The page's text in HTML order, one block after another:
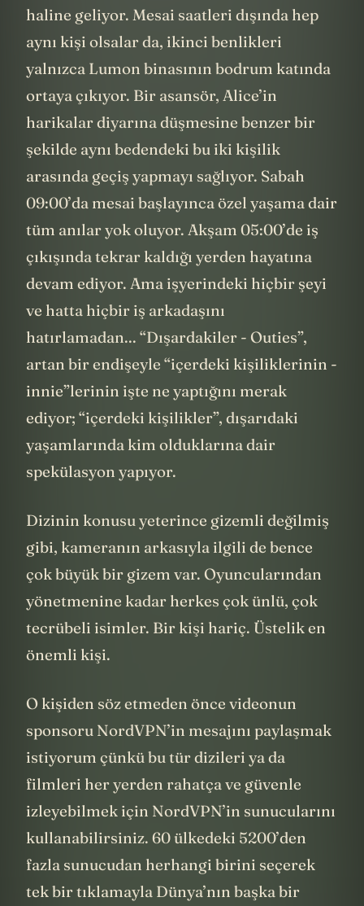
haline geliyor. Mesai saatleri dışında hep
aynı kişi olsalar da, ikinci benlikleri
yalnızca Lumon binasının bodrum katında
ortaya çıkıyor. Bir asansör, Alice’in
harikalar diyarına düşmesine benzer bir
şekilde aynı bedendeki bu iki kişilik
arasında geçiş yapmayı sağlıyor. Sabah
09:00’da mesai başlayınca özel yaşama dair
tüm anılar yok oluyor. Akşam 05:00’de iş
çıkışında tekrar kaldığı yerden hayatına
devam ediyor. Ama işyerindeki hiçbir şeyi
ve hatta hiçbir iş arkadaşını
hatırlamadan... “Dışardakiler - Outies”,
artan bir endişeyle “içerdeki kişiliklerinin -
innie”lerinin işte ne yaptığını merak
ediyor; “içerdeki kişilikler”, dışarıdaki
yaşamlarında kim olduklarına dair
spekülasyon yapıyor.
Dizinin konusu yeterince gizemli değilmiş
gibi, kameranın arkasıyla ilgili de bence
çok büyük bir gizem var. Oyuncularından
yönetmenine kadar herkes çok ünlü, çok
tecrübeli isimler. Bir kişi hariç. Üstelik en
önemli kişi.
O kişiden söz etmeden önce videonun
sponsoru NordVPN’in mesajını paylaşmak
istiyorum çünkü bu tür dizileri ya da
filmleri her yerden rahatça ve güvenle
izleyebilmek için NordVPN’in sunucularını
kullanabilirsiniz. 60 ülkedeki 5200’den
fazla sunucudan herhangi birini seçerek
tek bir tıklamayla Dünya’nın başka bir